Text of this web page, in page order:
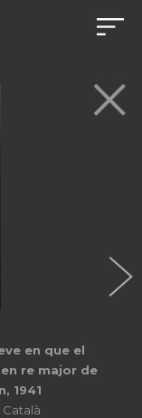
en que el
re major de
1941